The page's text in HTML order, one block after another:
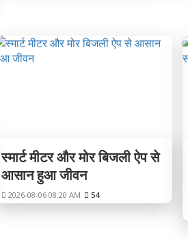
स्मार्ट मीटर और मोर बिजली ऐप से
आसान हुआ जीवन
2026-08-06 08:20 AM 54